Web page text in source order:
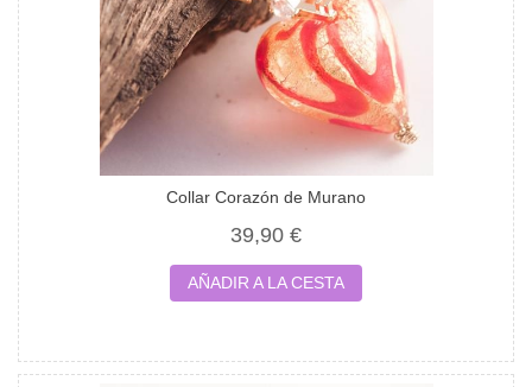
Collar Corazón de Murano
39,90 €
AÑADIR A LA CESTA